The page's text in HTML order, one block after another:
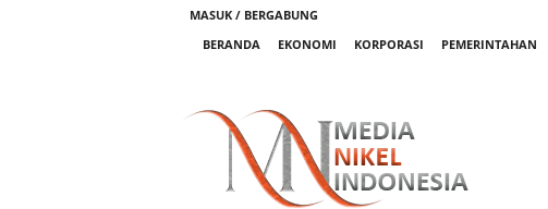
MASUK / BERGABUNG
BERANDA
EKONOMI KORPORASI PEMERINTAHAN